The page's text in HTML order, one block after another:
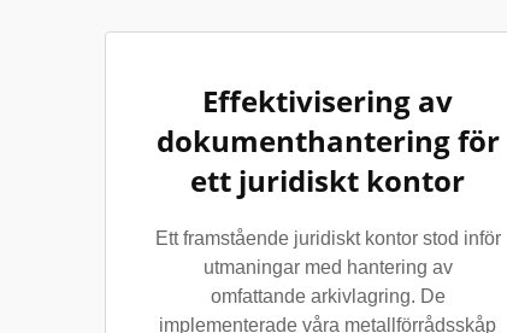
Effektivisering av
dokumenthantering för
ett juridiskt kontor
Ett framstående juridiskt kontor stod inför
utmaningar med hantering av
omfattande arkivlagring. De
implementerade våra metallförrådsskåp